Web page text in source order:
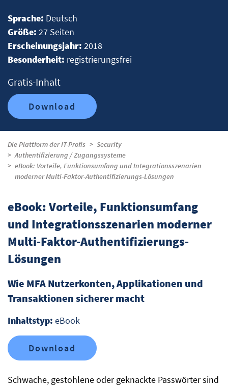
Sprache: Deutsch
Größe: 27 Seiten
Erscheinungsjahr: 2018
Besonderheit: registrierungsfrei
Gratis-Inhalt
Download
Die Plattform der IT-Profis
Security
Authentifizierung / Zugangssysteme
eBook: Vorteile, Funktionsumfang und Integrationsszenarien
moderner Multi-Faktor-Authentifizierungs-Lösungen
Schwache, gestohlene oder geknackte Passwörter sind
eBook: Vorteile, Funktionsumfang
und Integrationsszenarien moderner
Multi-Faktor-Authentifizierungs-
Lösungen
Wie MFA Nutzerkonten, Applikationen und
Transaktionen sicherer macht
Inhaltstyp: eBook
Download